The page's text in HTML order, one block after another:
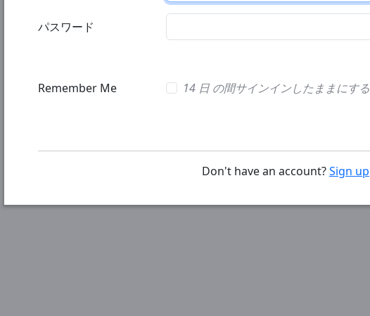
パスワード
Remember Me
14 日 の間サインインしたままにする
Don't have an account?Sign up